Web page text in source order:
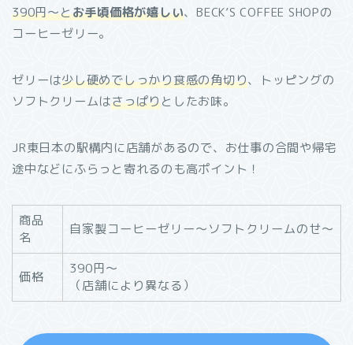
390円〜とお手頃価格が嬉しい、BECK’S COFFEE SHOPの
コーヒーゼリー。
ゼリーは少し硬めでしっかり食感の角切り、トッピングの
ソフトクリームはさっぱりとしたお味。
JR東日本の駅構内に店舗があるので、お仕事の合間や帰宅
途中などにふらっと寄れるのも高ポイント！
商品
名
自家製コーヒーゼリー～ソフトクリームのせ～
価格
390円〜
（店舗により異なる）